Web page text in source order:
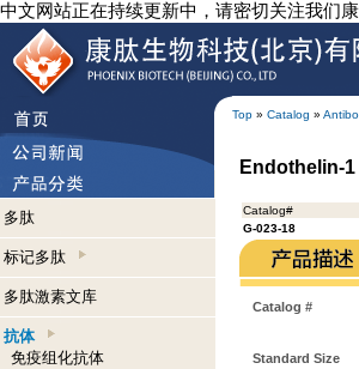
中文网站正在持续更新中，请密切关注我们
Top » Catalog »
多肽
标记多肽
多肽激素文库
抗体
免疫组化抗体
Endothelin-
Catalog#
G-023-18
Catalog #
Standard Size